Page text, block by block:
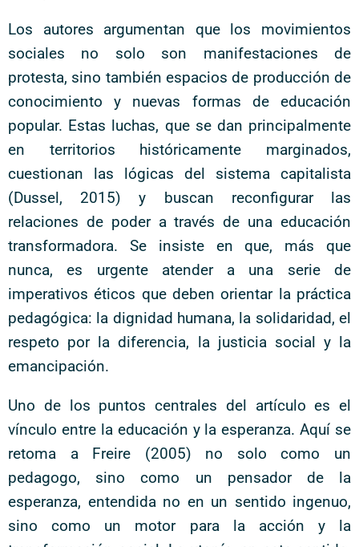
Los autores argumentan que los movimientos
sociales no solo son manifestaciones de
protesta, sino también espacios de producción de
conocimiento y nuevas formas de educación
popular. Estas luchas, que se dan principalmente
en territorios históricamente marginados,
cuestionan las lógicas del sistema capitalista
(Dussel, 2015) y buscan reconfigurar las
relaciones de poder a través de una educación
transformadora. Se insiste en que, más que
nunca, es urgente atender a una serie de
imperativos éticos que deben orientar la práctica
pedagógica: la dignidad humana, la solidaridad, el
respeto por la diferencia, la justicia social y la
emancipación.
Uno de los puntos centrales del artículo es el
vínculo entre la educación y la esperanza. Aquí se
retoma a Freire (2005) no solo como un
pedagogo, sino como un pensador de la
esperanza, entendida no en un sentido ingenuo,
sino como un motor para la acción y la